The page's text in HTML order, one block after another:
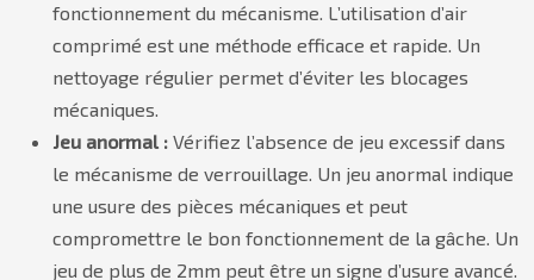
fonctionnement du mécanisme. L’utilisation d’air
comprimé est une méthode efficace et rapide. Un
nettoyage régulier permet d’éviter les blocages
mécaniques.
Jeu anormal : Vérifiez l’absence de jeu excessif dans
le mécanisme de verrouillage. Un jeu anormal indique
une usure des pièces mécaniques et peut
compromettre le bon fonctionnement de la gâche. Un
jeu de plus de 2mm peut être un signe d’usure avancé.